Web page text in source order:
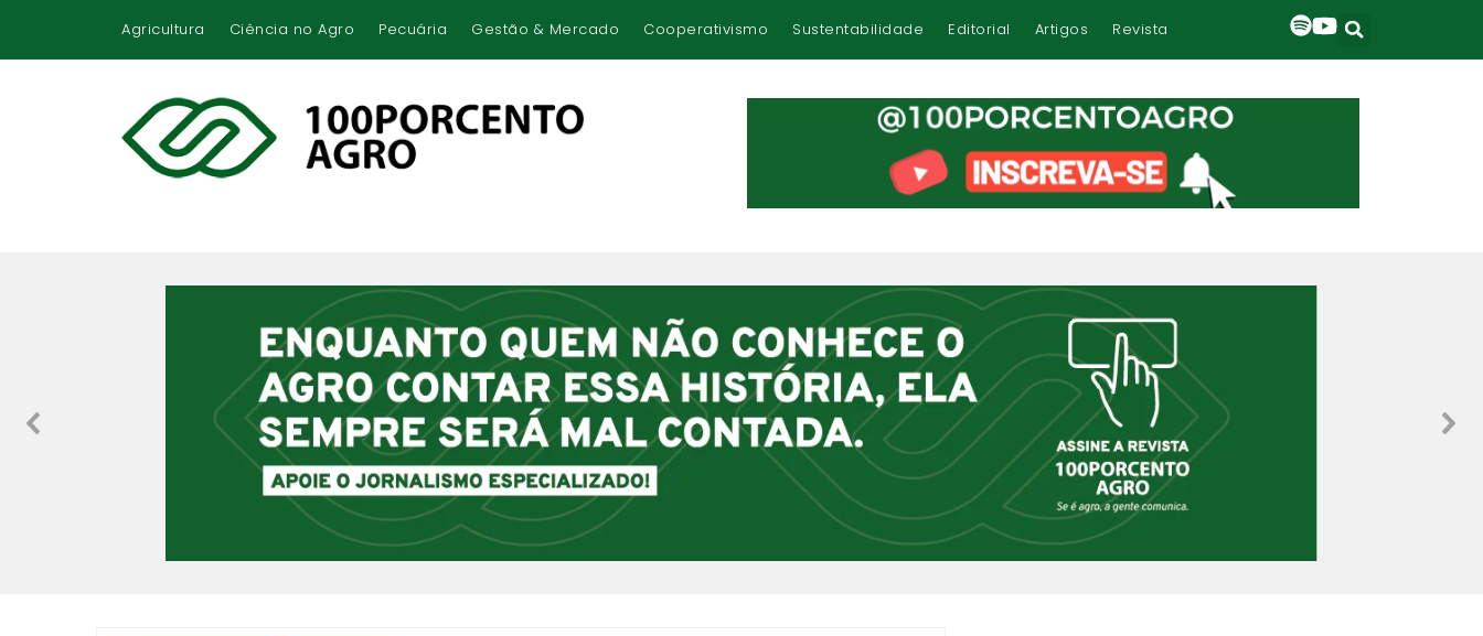
Agricultura Ciência no Agro Pecuária Gestão & Mercado Cooperativismo Sustentabilidade Editorial Artigos Revista